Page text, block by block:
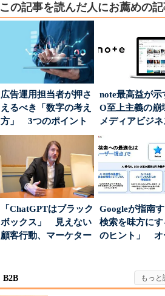
この記事を読んだ人にお薦めの
広告運用担当者が押さ
えるべき「数字の考え
方」 3つのポイント
とは
note最高益が示
O至上主義の
メディアビジ
された“勝ち筋...
「ChatGPTはブラック
ボックス」 見えない
顧客行動、マーケター
Googleが指南
検索を味方にす
のヒント」 オ
B2B